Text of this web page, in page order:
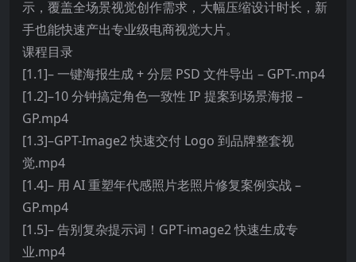
示，覆盖全场景视觉创作需求，大幅压缩设计时长，新
手也能快速产出专业级电商视觉大片。
课程目录
[1.1]– 一键海报生成 + 分层 PSD 文件导出 – GPT-.mp4
[1.2]–10 分钟搞定角色一致性 IP 提案到场景海报 –
GP.mp4
[1.3]–GPT-Image2 快速交付 Logo 到品牌整套视
觉.mp4
[1.4]– 用 AI 重塑年代感照片老照片修复案例实战 –
GP.mp4
[1.5]– 告别复杂提示词！GPT-image2 快速生成专
业.mp4